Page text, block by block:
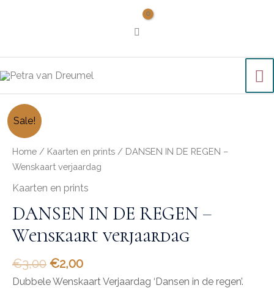
Sale!
Home / Kaarten en prints / DANSEN IN DE REGEN –
Wenskaart verjaardag
Kaarten en prints
DANSEN IN DE REGEN –
Wenskaart verjaardag
€3,00 €2,00
Dubbele Wenskaart Verjaardag ‘Dansen in de regen’.